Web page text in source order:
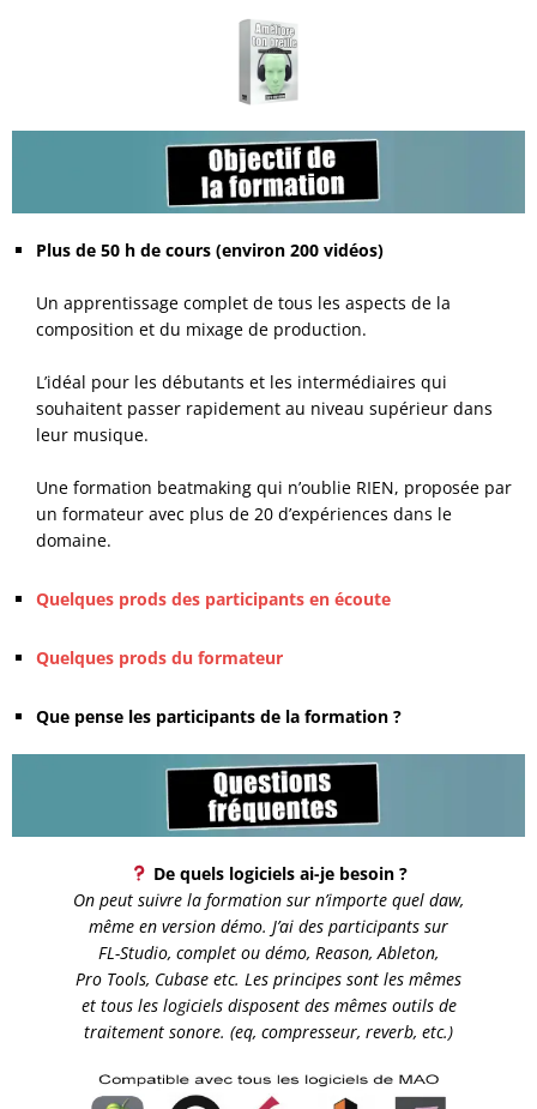
Plus de 50 h de cours (environ 200 vidéos)
Un apprentissage complet de tous les aspects de la
composition et du mixage de production.
L’idéal pour les débutants et les intermédiaires qui
souhaitent passer rapidement au niveau supérieur dans
leur musique.
Une formation beatmaking qui n’oublie RIEN, proposée par
un formateur avec plus de 20 d’expériences dans le
domaine.
Quelques prods des participants en écoute
Quelques prods du formateur
Que pense les participants de la formation ?
De quels logiciels ai-je besoin ?
On peut suivre la formation sur n’importe quel daw,
même en version démo. J’ai des participants sur
FL-Studio, complet ou démo, Reason, Ableton,
Pro Tools, Cubase etc. Les principes sont les mêmes
et tous les logiciels disposent des mêmes outils de
traitement sonore. (eq, compresseur, reverb, etc.)